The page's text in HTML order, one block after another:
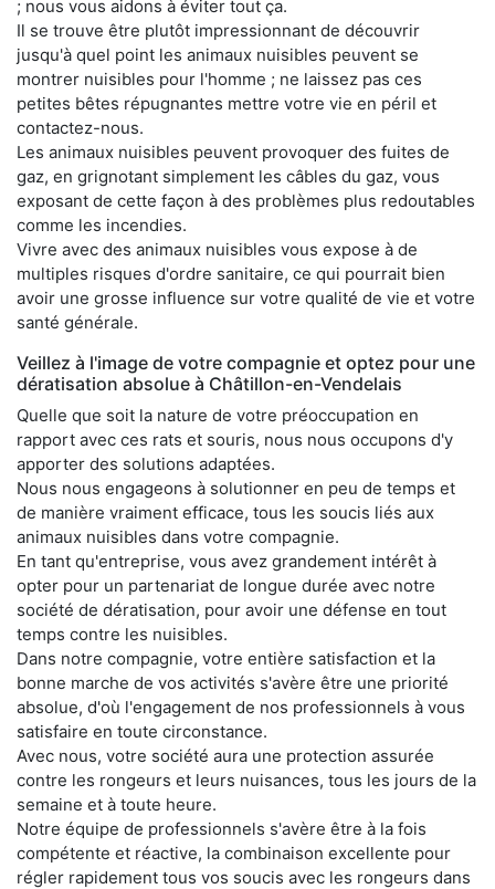
; nous vous aidons à éviter tout ça.
Il se trouve être plutôt impressionnant de découvrir
jusqu'à quel point les animaux nuisibles peuvent se
montrer nuisibles pour l'homme ; ne laissez pas ces
petites bêtes répugnantes mettre votre vie en péril et
contactez-nous.
Les animaux nuisibles peuvent provoquer des fuites de
gaz, en grignotant simplement les câbles du gaz, vous
exposant de cette façon à des problèmes plus redoutables
comme les incendies.
Vivre avec des animaux nuisibles vous expose à de
multiples risques d'ordre sanitaire, ce qui pourrait bien
avoir une grosse influence sur votre qualité de vie et votre
santé générale.
Veillez à l'image de votre compagnie et optez pour une
dératisation absolue à Châtillon-en-Vendelais
Quelle que soit la nature de votre préoccupation en
rapport avec ces rats et souris, nous nous occupons d'y
apporter des solutions adaptées.
Nous nous engageons à solutionner en peu de temps et
de manière vraiment efficace, tous les soucis liés aux
animaux nuisibles dans votre compagnie.
En tant qu'entreprise, vous avez grandement intérêt à
opter pour un partenariat de longue durée avec notre
société de dératisation, pour avoir une défense en tout
temps contre les nuisibles.
Dans notre compagnie, votre entière satisfaction et la
bonne marche de vos activités s'avère être une priorité
absolue, d'où l'engagement de nos professionnels à vous
satisfaire en toute circonstance.
Avec nous, votre société aura une protection assurée
contre les rongeurs et leurs nuisances, tous les jours de la
semaine et à toute heure.
Notre équipe de professionnels s'avère être à la fois
compétente et réactive, la combinaison excellente pour
régler rapidement tous vos soucis avec les rongeurs dans